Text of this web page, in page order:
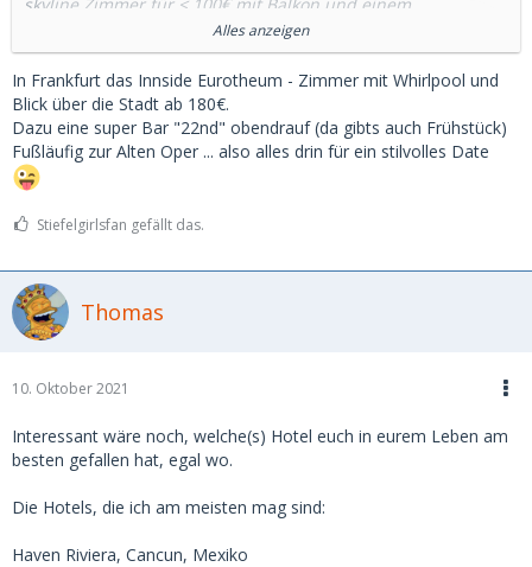
sagenhaften Blick auf die City, Zimmer sind groß und die
Betten ok, Frühstück sehr gut
Adina Appartment an der neuen Oper, kleine Suiten mit 2
Zimmern, Mini Balkon, direkt daneben ein Steakhouse und
natürlich die City, Suiten ~ 150 €
H4 Hotel am Rebstock, es gibt dort Familienzimmer, sehr
groß mit Balkon und Blick auf die City im 15ten Stock,
Qualität mittelmässig, aber dafür < 100€
Roomers in der City, Ansprechende Bar und Lounge, sehr
ansprechendes Design , Preis so um die 150€
in der Bar allerdings auch viele Ladies auf der suche nach
sehr günstige Preise
Wochen vorab bucht
Alles anzeigen
In Frankfurt das Innside Eurotheum - Zimmer mit Whirlpool und
Blick über die Stadt ab 180€.
Dazu eine super Bar "22nd" obendrauf (da gibts auch Frühstück)
Fußläufig zur Alten Oper ... also alles drin für ein stilvolles Date
Stiefelgirlsfan gefällt das.
Thomas
10. Oktober 2021
Interessant wäre noch, welche(s) Hotel euch in eurem Leben am
besten gefallen hat, egal wo.
Die Hotels, die ich am meisten mag sind:
Haven Riviera, Cancun, Mexiko